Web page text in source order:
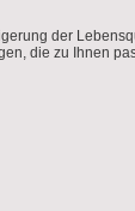
der
die zu Ihnen